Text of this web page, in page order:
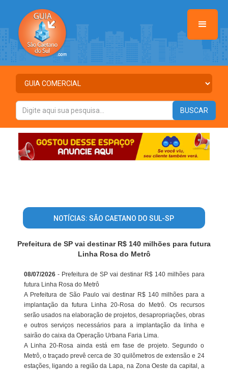
NOTÍCIAS: SÃO CAETANO DO SUL-SP
Prefeitura de SP vai destinar R$ 140 milhões para futura
Linha Rosa do Metrô
08/07/2026 - Prefeitura de SP vai destinar R$ 140 milhões para
futura Linha Rosa do Metrô
A Prefeitura de São Paulo vai destinar R$ 140 milhões para a
implantação da futura Linha 20-Rosa do Metrô. Os recursos
serão usados na elaboração de projetos, desapropriações, obras
e outros serviços necessários para a implantação da linha e
sairão do caixa da Operação Urbana Faria Lima.
A Linha 20-Rosa ainda está em fase de projeto. Segundo o
Metrô, o traçado prevê cerca de 30 quilômetros de extensão e 24
estações, ligando a região da Lapa, na Zona Oeste da capital, a